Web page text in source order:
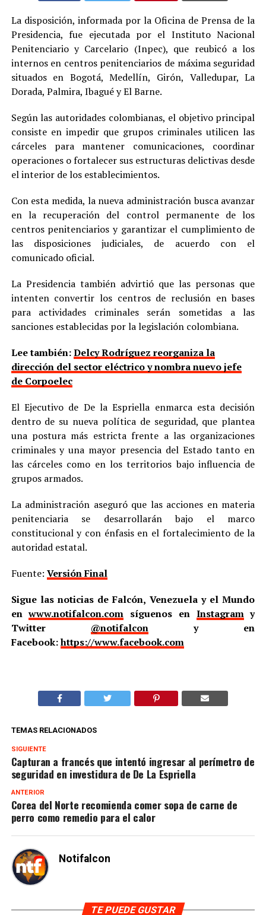
La disposición, informada por la Oficina de Prensa de la
Presidencia, fue ejecutada por el Instituto Nacional
Penitenciario y Carcelario (Inpec), que reubicó a los
internos en centros penitenciarios de máxima seguridad
situados en Bogotá, Medellín, Girón, Valledupar, La
Dorada, Palmira, Ibagué y El Barne.
Según las autoridades colombianas, el objetivo principal
consiste en impedir que grupos criminales utilicen las
cárceles para mantener comunicaciones, coordinar
operaciones o fortalecer sus estructuras delictivas desde
el interior de los establecimientos.
Con esta medida, la nueva administración busca avanzar
en la recuperación del control permanente de los
centros penitenciarios y garantizar el cumplimiento de
las disposiciones judiciales, de acuerdo con el
comunicado oficial.
La Presidencia también advirtió que las personas que
intenten convertir los centros de reclusión en bases
para actividades criminales serán sometidas a las
sanciones establecidas por la legislación colombiana.
Lee también:Delcy Rodríguez reorganiza la
dirección del sector eléctrico y nombra nuevo jefe
de Corpoelec
El Ejecutivo de De la Espriella enmarca esta decisión
dentro de su nueva política de seguridad, que plantea
una postura más estricta frente a las organizaciones
criminales y una mayor presencia del Estado tanto en
las cárceles como en los territorios bajo influencia de
grupos armados.
La administración aseguró que las acciones en materia
penitenciaria se desarrollarán bajo el marco
constitucional y con énfasis en el fortalecimiento de la
autoridad estatal.
Fuente: Versión Final
Sigue las noticias de Falcón, Venezuela y el Mundo
enwww.notifalcon.com síguenos en Instagramy
Twitter @notifalcony en
Facebook:https://www.facebook.com
TEMAS RELACIONADOS
SIGUIENTE
Capturan a francés que intentó ingresar al perímetro de
seguridad en investidura de De La Espriella
ANTERIOR
Corea del Norte recomienda comer sopa de carne de
perro como remedio para el calor
Notifalcon
TE PUEDE GUSTAR